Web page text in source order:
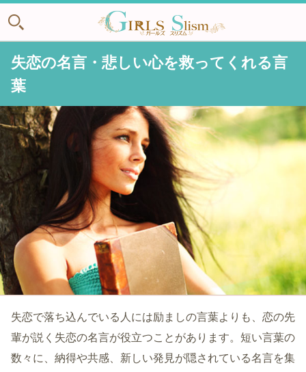
失恋の名言・悲しい心を救ってくれる言
葉
失恋で落ち込んでいる人には励ましの言葉よりも、恋の先
輩が説く失恋の名言が役立つことがあります。短い言葉の
数々に、納得や共感、新しい発見が隠されている名言を集